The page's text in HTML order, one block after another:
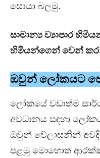
සොයා බලමු.
සාමාන්‍ය ව්‍යාපාර
හිමියන්ගෙන් වෙන්
ඔවුන් ලෝකයට
ලෝකයේ වඩාත්ම
අවධානය සඳහා
ඔවුන් වේලාසනින්
පළමු මොහොත